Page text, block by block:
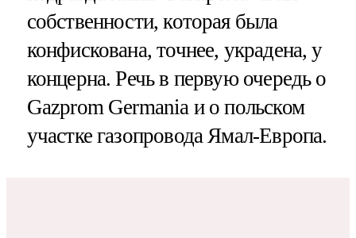
собственности, которая была
конфискована, точнее, украдена, у
концерна. Речь в первую очередь о
Gazprom Germania и о польском
участке газопровода Ямал-Европа.